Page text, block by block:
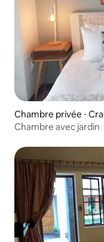
Chambre privée ⋅
Chambre avec jardin